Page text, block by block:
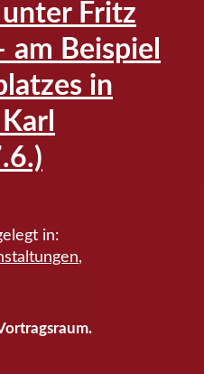
Fritz
am Beispiel
in
in:
,